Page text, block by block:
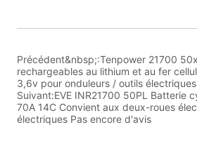
Précédent&nbsp;:Tenpower 21700
rechargeables au lithium et au fer
3,6v pour onduleurs / outils électriques
Suivant:EVE INR21700 50PL Batterie
70A 14C Convient aux deux-roues
électriques Pas encore d'avis